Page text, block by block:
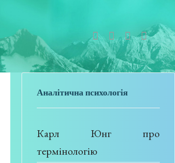
Аналітична психологія
Карл Юнг про
термінологію